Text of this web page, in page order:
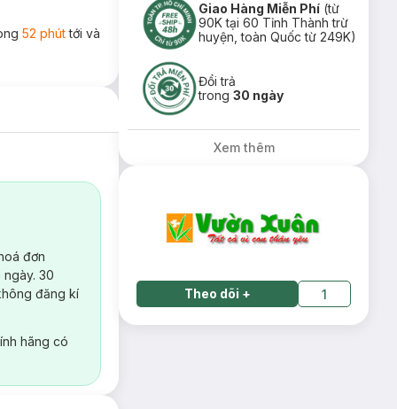
52 phúttới và
đơn
30
đăng kí
hãng có
Giao Hàng Miễn Phí (từ
90K tại 60 Tỉnh Thành trừ
huyện, toàn Quốc từ 249K)
Đổi trả
trong30 ngày
Xem thêm
Theo dõi + 1